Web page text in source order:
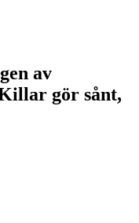
av
gör sånt,